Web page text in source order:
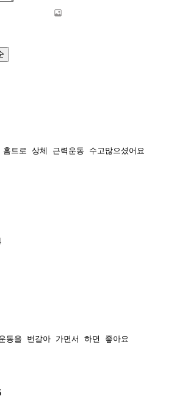
트로 상체 근력운동 수고많으셨어요
동을 번갈아 가면서 하면 좋아요